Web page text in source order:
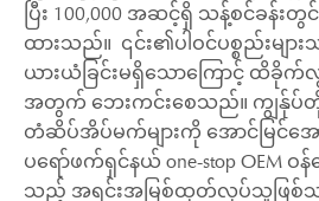
ပြီး 100,000 အဆင့်ရှိ သန့်စင်ခန်း
ထားသည်။ ၎င်း၏ပါဝင်ပစ္စည်းမျာ
ယားယံခြင်းမရှိသောကြောင့် ထိ
အတွက် ဘေးကင်းစေသည်။ ကျွန်ု
တံဆိပ်အိပ်မက်များကို အောင်မြင်
ပရော်ဖက်ရှင်နယ် one-stop OEM ဝန်
သည့် အရင်းအမြစ်ထုတ်လုပ်သူဖြစ်